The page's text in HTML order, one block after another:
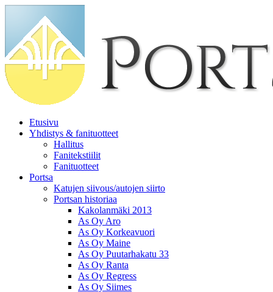
Etusivu
Yhdistys & fanituotteet
Hallitus
Fanitekstiilit
Fanituotteet
Portsa
Katujen siivous/autojen siirto
Portsan historiaa
Kakolanmäki 2013
As Oy Aro
As Oy Korkeavuori
As Oy Maine
As Oy Puutarhakatu 33
As Oy Ranta
As Oy Regress
As Oy Siimes